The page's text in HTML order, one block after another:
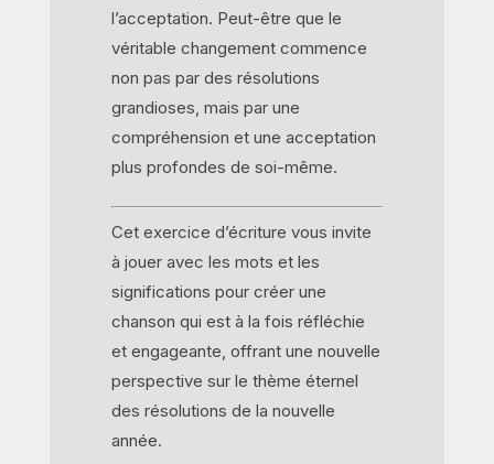
l’acceptation. Peut-être que le
véritable changement commence
non pas par des résolutions
grandioses, mais par une
compréhension et une acceptation
plus profondes de soi-même.
Cet exercice d’écriture vous invite
à jouer avec les mots et les
significations pour créer une
chanson qui est à la fois réfléchie
et engageante, offrant une nouvelle
perspective sur le thème éternel
des résolutions de la nouvelle
année.